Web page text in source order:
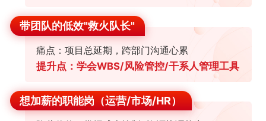
带团队的低效"救火队长"
痛点：项目总延期，跨部门沟通心累
提升点：学会WBS/风险管控/干系人管理工具
想加薪的职能岗（运营/市场/HR）